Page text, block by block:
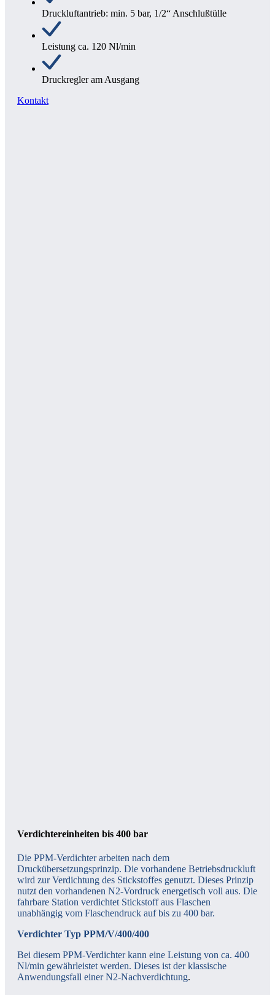
Druckluftantrieb: min. 5 bar, 1/2“ Anschlußtülle
Leistung ca. 120 Nl/min
Druckregler am Ausgang
Kontakt
Verdichtereinheiten bis 400 bar
Die PPM-Verdichter arbeiten nach dem
Druckübersetzungsprinzip. Die vorhandene Betriebsdruckluft
wird zur Verdichtung des Stickstoffes genutzt. Dieses Prinzip
nutzt den vorhandenen N2-Vordruck energetisch voll aus. Die
fahrbare Station verdichtet Stickstoff aus Flaschen
unabhängig vom Flaschendruck auf bis zu 400 bar.
Verdichter Typ PPM/V/400/400
Bei diesem PPM-Verdichter kann eine Leistung von ca. 400
Nl/min gewährleistet werden. Dieses ist der klassische
Anwendungsfall einer N2-Nachverdichtung.